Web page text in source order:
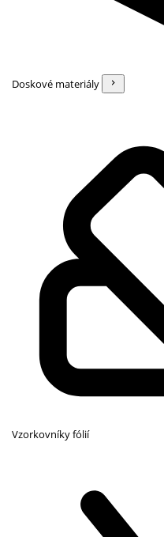
Doskové materiály
Vzorkovníky fólií